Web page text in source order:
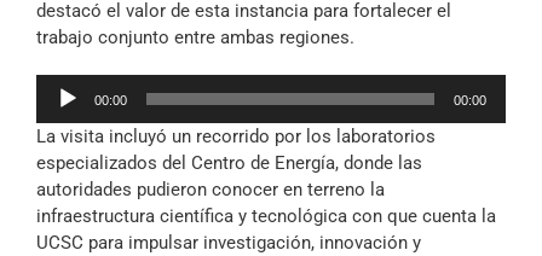
destacó el valor de esta instancia para fortalecer el
trabajo conjunto entre ambas regiones.
Reproductor
audio
00:00 00:00
La visita incluyó un recorrido por los laboratorios
especializados del Centro de Energía, donde las
autoridades pudieron conocer en terreno la
infraestructura científica y tecnológica con que cuenta la
UCSC para impulsar investigación, innovación y